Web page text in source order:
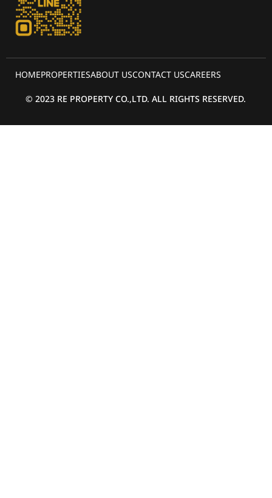
HOMEPROPERTIESABOUT USCONTACT USCAREERS
© 2023 RE PROPERTY CO.,LTD. ALL RIGHTS RESERVED.